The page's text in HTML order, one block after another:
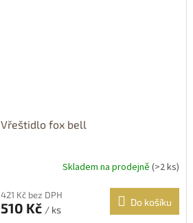
Vřeštidlo fox bell
Skladem na prodejně (>2 ks)
421 Kč bez DPH
510 Kč / ks
Do košíku